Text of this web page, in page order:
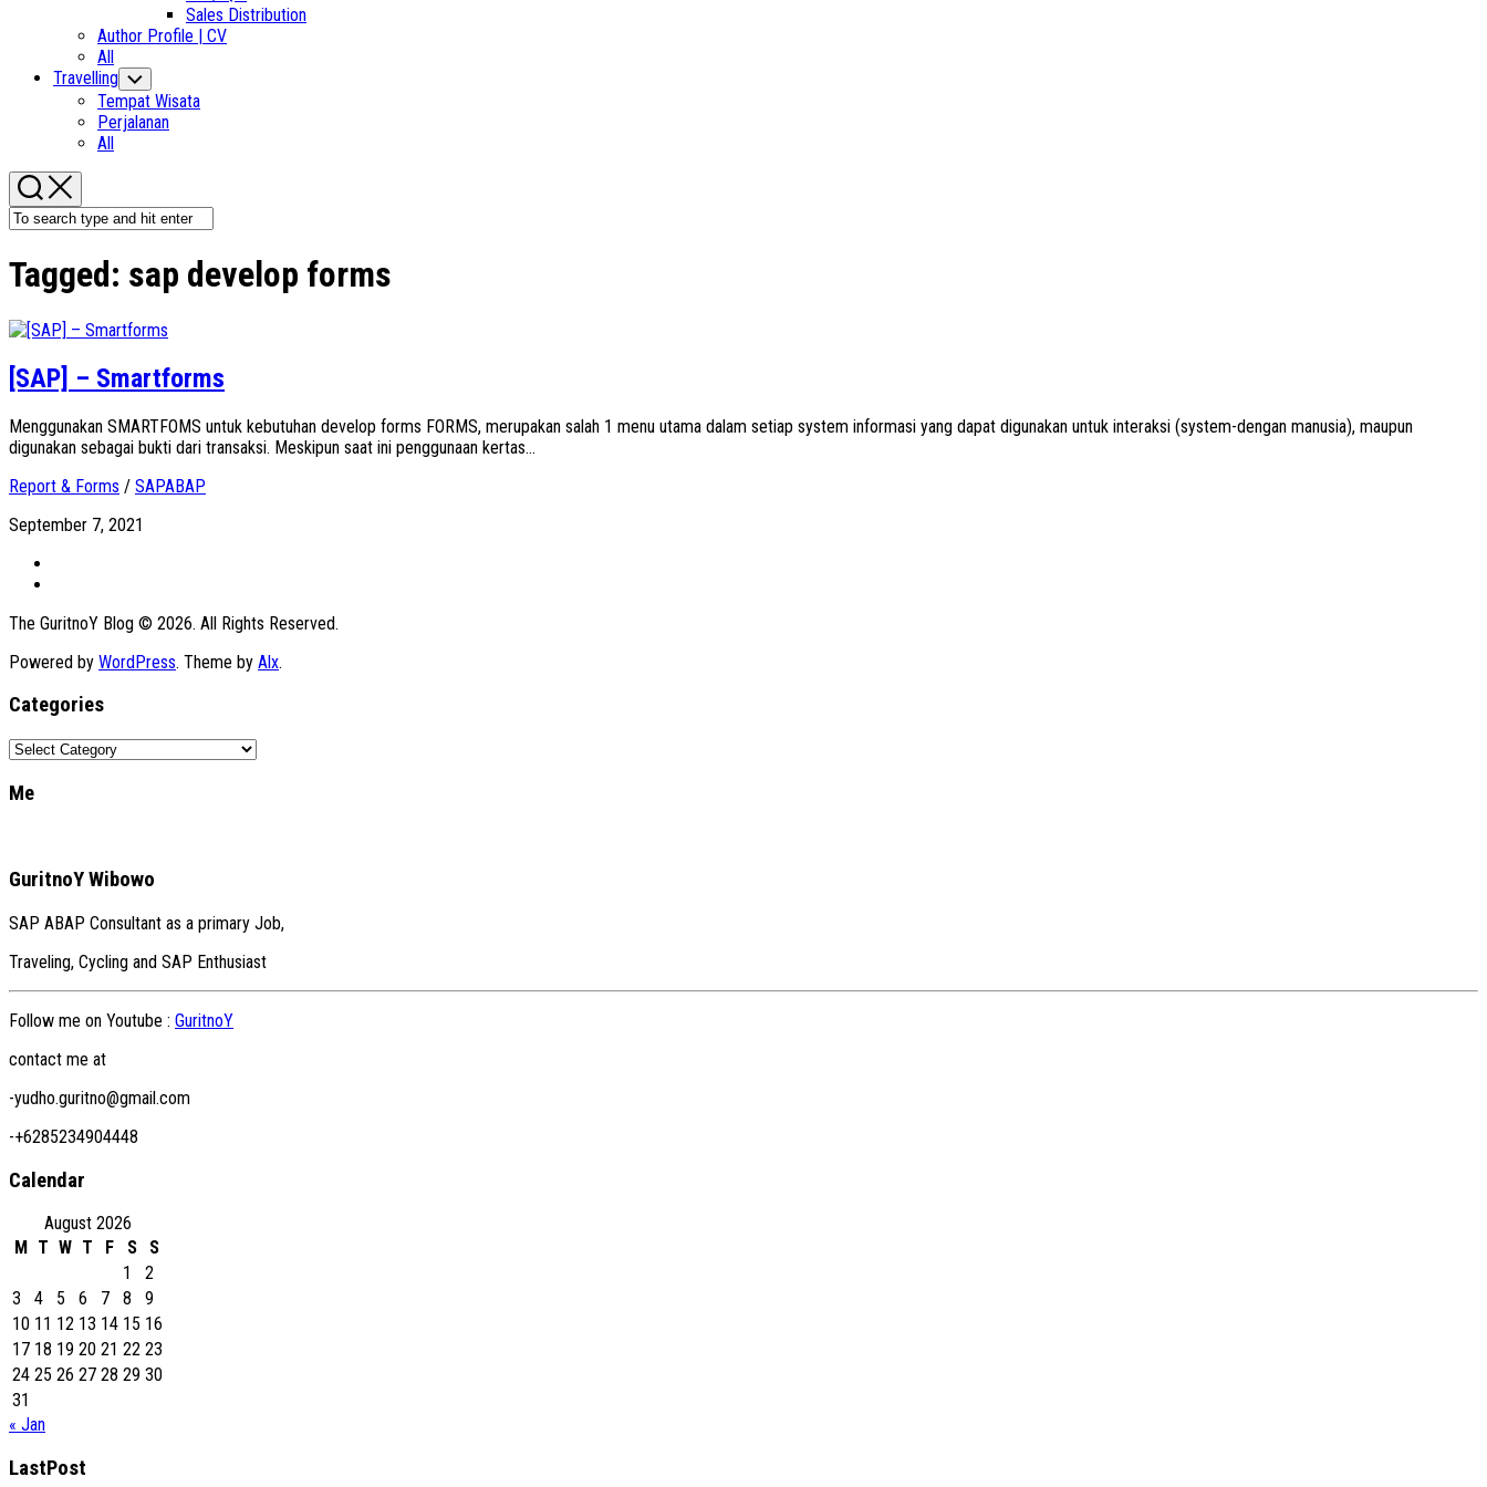
Sales Distribution
Author Profile | CV
All
Travelling Toggle
Child
Menu
Tempat Wisata
Perjalanan
All
Tagged: sap develop forms
[SAP] – Smartforms
Menggunakan SMARTFOMS untuk kebutuhan develop forms FORMS, merupakan salah 1 menu utama dalam setiap system informasi yang dapat digunakan untuk interaksi (system-dengan manusia), maupun
digunakan sebagai bukti dari transaksi. Meskipun saat ini penggunaan kertas...
Report & Forms / SAPABAP
September 7, 2021
The GuritnoY Blog © 2026. All Rights Reserved.
Powered by WordPress. Theme by Alx.
Categories
Categories
Me
GuritnoY Wibowo
SAP ABAP Consultant as a primary Job,
Traveling, Cycling and SAP Enthusiast
Follow me on Youtube : GuritnoY
contact me at
-yudho.guritno@gmail.com
-+6285234904448
Calendar
August 2026
M
T W T F S
S
1
2
3
4 5 6 7 8
9
10 11 12 13 14 15 16
17 18 19 20 21 22 23
24 25 26 27 28 29 30
31
« Jan
LastPost